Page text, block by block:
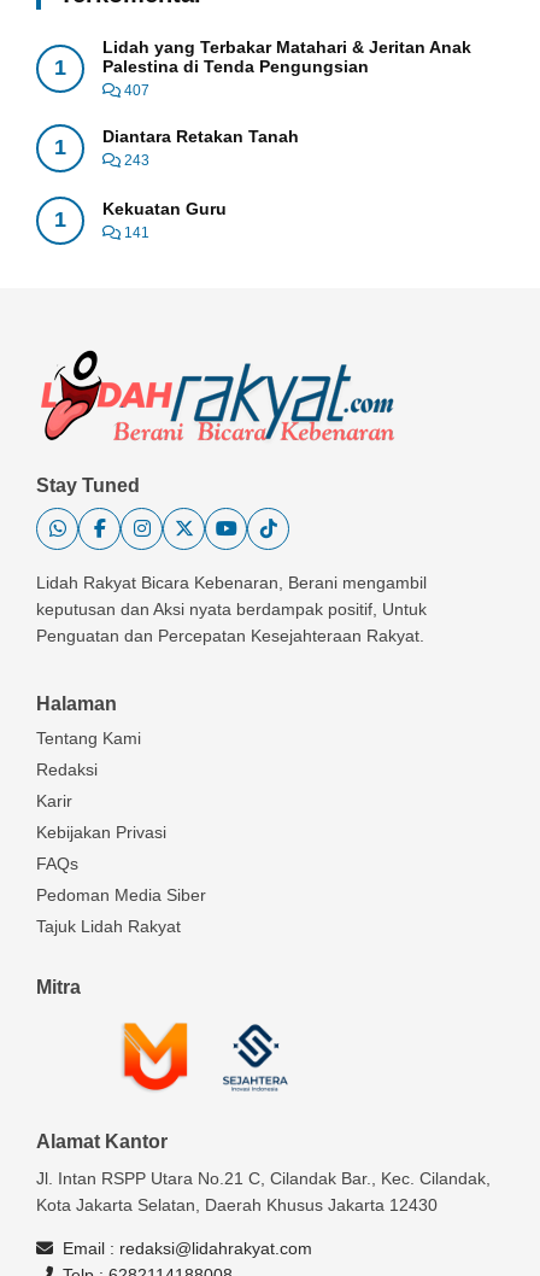
1
Lidah yang Terbakar Matahari & Jeritan Anak
Palestina di Tenda Pengungsian
407
1 Diantara Retakan Tanah
243
1 Kekuatan Guru
141
Stay Tuned
Lidah Rakyat Bicara Kebenaran, Berani mengambil
keputusan dan Aksi nyata berdampak positif, Untuk
Penguatan dan Percepatan Kesejahteraan Rakyat.
Halaman
Tentang Kami
Redaksi
Karir
Kebijakan Privasi
FAQs
Pedoman Media Siber
Tajuk Lidah Rakyat
Mitra
Alamat Kantor
Jl. Intan RSPP Utara No.21 C, Cilandak Bar., Kec. Cilandak,
Kota Jakarta Selatan, Daerah Khusus Jakarta 12430
Email : redaksi@lidahrakyat.com